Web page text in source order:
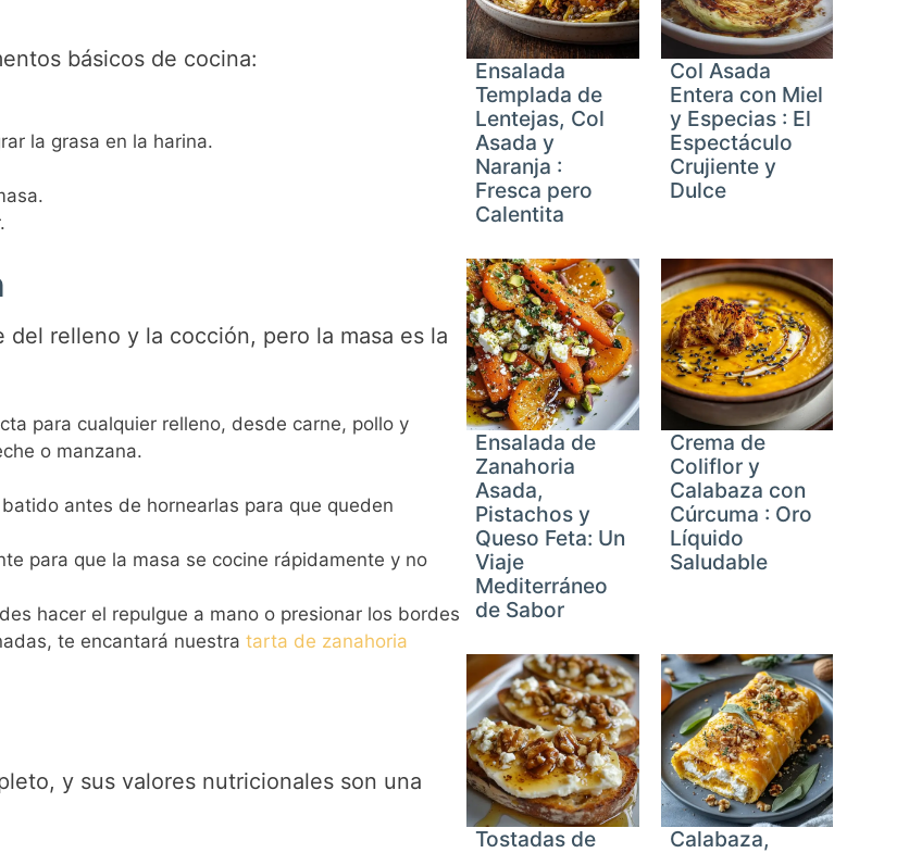
básicos de cocina:
la grasa en la harina.
relleno y la cocción, pero la masa es la
para cualquier relleno, desde carne, pollo y
o manzana.
antes de hornearlas para que queden
para que la masa se cocine rápidamente y no
hacer el repulgue a mano o presionar los bordes
te encantará nuestra tarta de zanahoria
y sus valores nutricionales son una
Ensalada
Templada de
Lentejas, Col
Asada y
Naranja :
Fresca pero
Calentita
Col Asada
Entera con Miel
y Especias : El
Espectáculo
Crujiente y
Dulce
Ensalada de
Zanahoria
Asada,
Pistachos y
Queso Feta: Un
Viaje
Mediterráneo
de Sabor
Crema de
Coliflor y
Calabaza con
Cúrcuma : Oro
Líquido
Saludable
Tostadas de
Calabaza,